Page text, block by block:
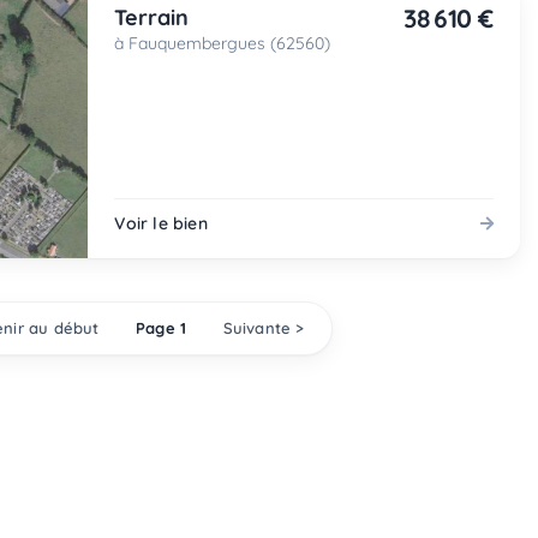
Terrain
à Fauquembergues (62560)
38 610 €
Voir le bien
au début Page 1 Suivante >